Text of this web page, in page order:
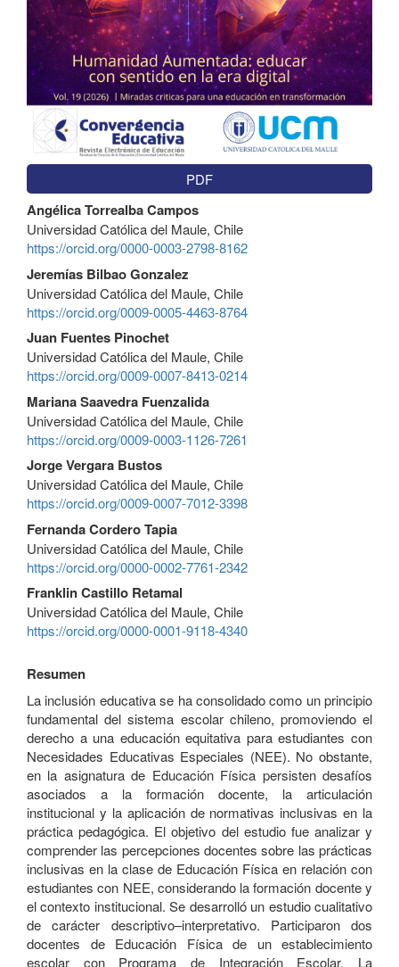
PDF
Contenido
principal
del
artículo
Angélica Torrealba Campos
Universidad Católica del Maule, Chile
https://orcid.org/0000-0003-2798-8162
Jeremías Bilbao Gonzalez
Universidad Católica del Maule, Chile
https://orcid.org/0009-0005-4463-8764
Juan Fuentes Pinochet
Universidad Católica del Maule, Chile
https://orcid.org/0009-0007-8413-0214
Mariana Saavedra Fuenzalida
Universidad Católica del Maule, Chile
https://orcid.org/0009-0003-1126-7261
Jorge Vergara Bustos
Universidad Católica del Maule, Chile
https://orcid.org/0009-0007-7012-3398
Fernanda Cordero Tapia
Universidad Católica del Maule, Chile
https://orcid.org/0000-0002-7761-2342
Franklin Castillo Retamal
Universidad Católica del Maule, Chile
https://orcid.org/0000-0001-9118-4340
Resumen
La inclusión educativa se ha consolidado como un principio
fundamental del sistema escolar chileno, promoviendo el
derecho a una educación equitativa para estudiantes con
Necesidades Educativas Especiales (NEE). No obstante,
en la asignatura de Educación Física persisten desafíos
asociados a la formación docente, la articulación
institucional y la aplicación de normativas inclusivas en la
práctica pedagógica. El objetivo del estudio fue analizar y
comprender las percepciones docentes sobre las prácticas
inclusivas en la clase de Educación Física en relación con
estudiantes con NEE, considerando la formación docente y
el contexto institucional. Se desarrolló un estudio cualitativo
de carácter descriptivo–interpretativo. Participaron dos
docentes de Educación Física de un establecimiento
escolar con Programa de Integración Escolar. La